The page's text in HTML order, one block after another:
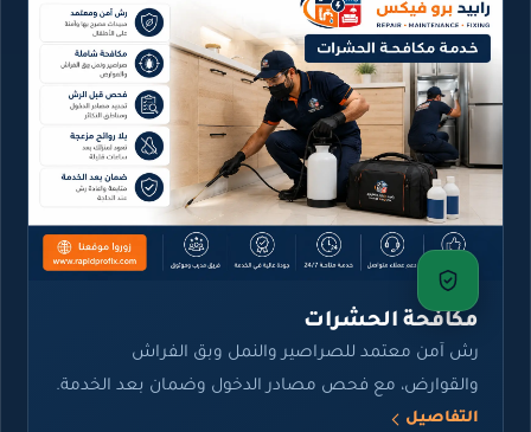
مكافحة الحشرات
رش آمن معتمد للصراصير والنمل وبق الفراش
والقوارض، مع فحص مصادر الدخول وضمان بعد الخدمة.
التفاصيل